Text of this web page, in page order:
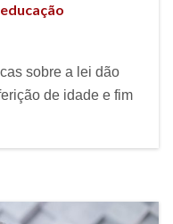
sobre a lei dão
de idade e fim